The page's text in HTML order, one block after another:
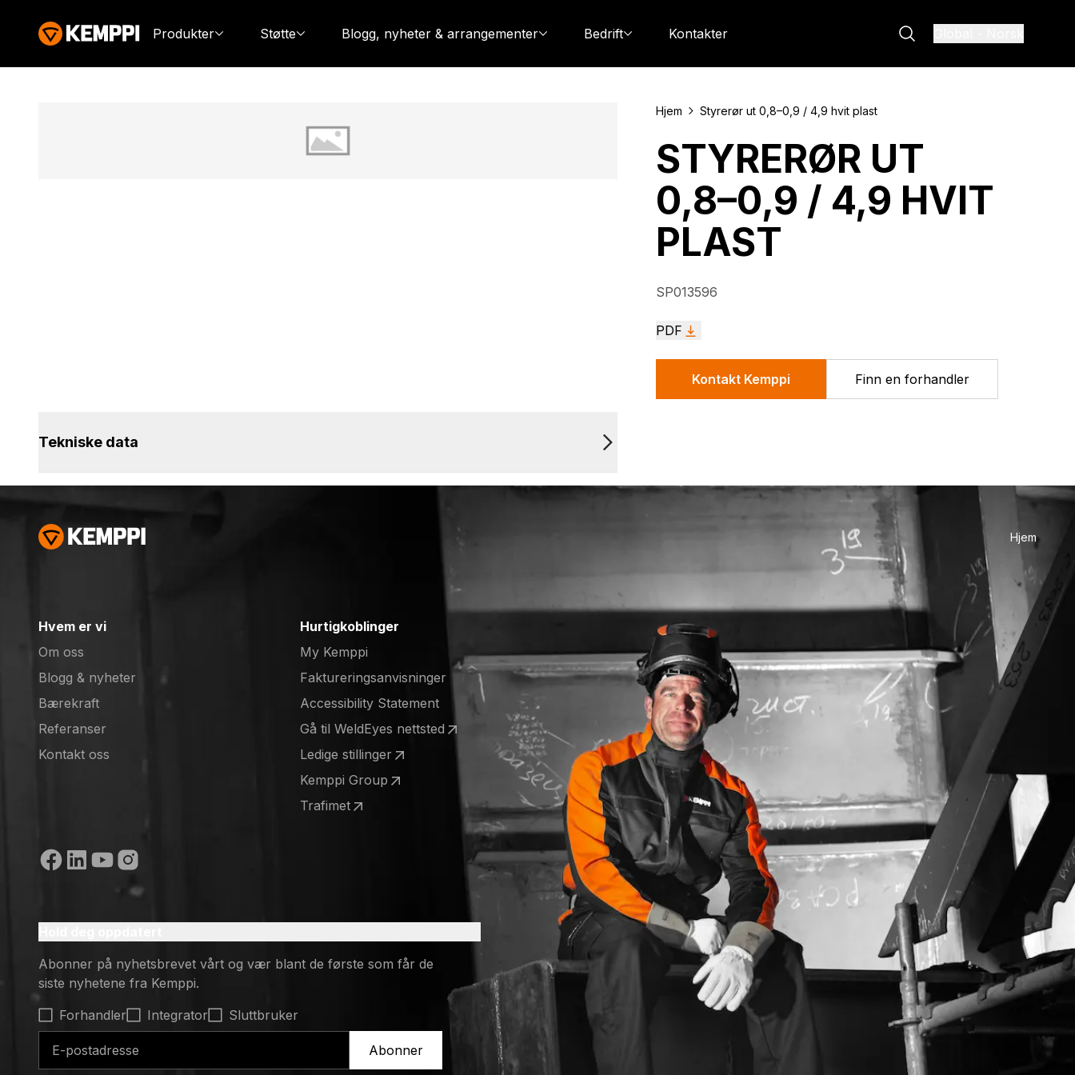
Produkter Støtte Blogg, nyheter & arrangementer Bedrift Kontakter
Hjem Styrerør ut 0,8–0,9 / 4,9 hvit plast
STYRERØR UT
0,8–0,9 / 4,9 HVIT
PLAST
SP013596
PDF
Kontakt Kemppi Finn en forhandler
Tekniske data
Hjem
Hvem er vi
Om oss
Blogg & nyheter
Bærekraft
Referanser
Kontakt oss
Hurtigkoblinger
My Kemppi
Faktureringsanvisninger
Accessibility Statement
Gå til WeldEyes nettsted
(opens in a new tab)
Ledige stillinger
(opens in a new tab)
Kemppi Group
(opens in a new tab)
Trafimet
Sosiale medier
Abonner på nyhetsbrevet vårt og vær blant de første som får de
siste nyhetene fra Kemppi.
Select contact type
Forhandler Integrator
Sluttbruker
Abonner